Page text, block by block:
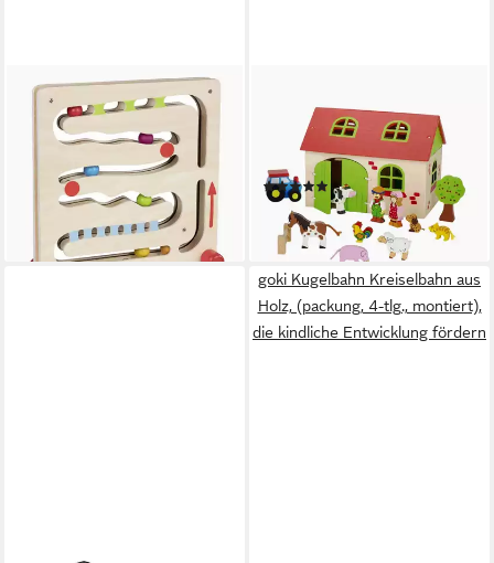
GOKI
Kugelbahn Kugelbahn
Spielzeugpreis, (packung, 1-
tlg., set), das fördert die
motorischen Fähigkeiten
lieferbar - in 2-3 Werktagen bei dir
Spiel-Gebäude Bauernhof
Goki (Packung, set), Mit 13
standsichere Teilen.
(1)
43,95 €
lieferbar - in 2-3 Werktagen bei dir
goki Kugelbahn Kreiselbahn aus
Holz, (packung, 4-tlg., montiert),
die kindliche Entwicklung fördern